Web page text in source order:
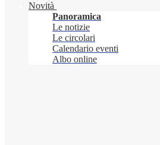
Novità
Panoramica
Le notizie
Le circolari
Calendario eventi
Albo online